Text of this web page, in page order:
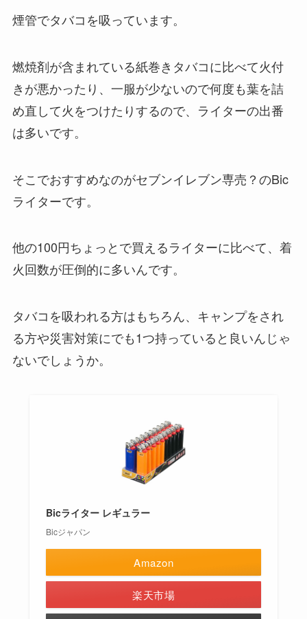
煙管でタバコを吸っています。
燃焼剤が含まれている紙巻きタバコに比べて火付
きが悪かったり、一服が少ないので何度も葉を詰
め直して火をつけたりするので、ライターの出番
は多いです。
そこでおすすめなのがセブンイレブン専売？のBic
ライターです。
他の100円ちょっとで買えるライターに比べて、着
火回数が圧倒的に多いんです。
タバコを吸われる方はもちろん、キャンプをされ
る方や災害対策にでも1つ持っていると良いんじゃ
ないでしょうか。
Bicライター レギュラー
Bicジャパン
Amazon
楽天市場